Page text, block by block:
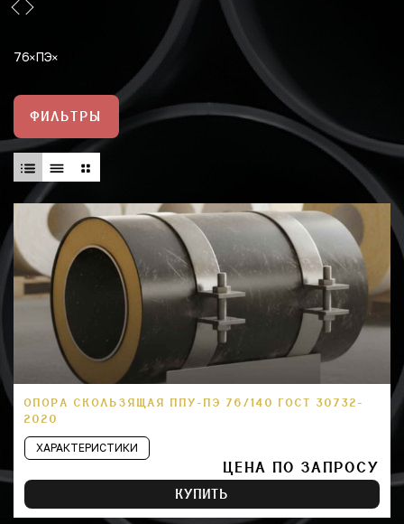
76 ПЭ
ФИЛЬТРЫ
ОПОРА СКОЛЬЗЯЩАЯ ППУ-ПЭ 76/140 ГОСТ 30732-
2020
ХАРАКТЕРИСТИКИ
ЦЕНА ПО ЗАПРОСУ
КУПИТЬ